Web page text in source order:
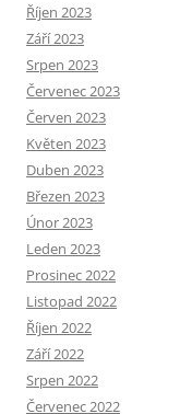
Říjen 2023
Září 2023
Srpen 2023
Červenec 2023
Červen 2023
Květen 2023
Duben 2023
Březen 2023
Únor 2023
Leden 2023
Prosinec 2022
Listopad 2022
Říjen 2022
Září 2022
Srpen 2022
Červenec 2022